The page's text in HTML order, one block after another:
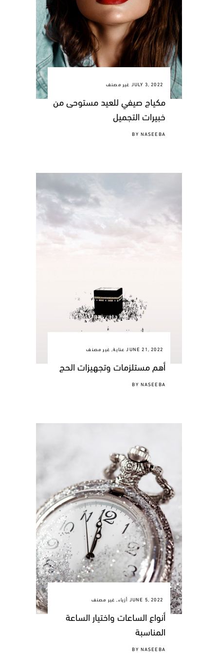
JULY 3, 2022 غير مصنف
مكياج صيفي للعيد مستوحى من
خبيرات التجميل
BY NASEEBA
JUNE 21, 2022 عناية, غير مصنف
أهم مستلزمات وتجهيزات الحج
BY NASEEBA
JUNE 5, 2022 أزياء غير مصنف
أنواع الساعات واختيار الساعة
المناسبة
BY NASEEBA